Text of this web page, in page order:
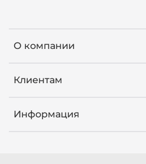
О компании
Клиентам
Информация